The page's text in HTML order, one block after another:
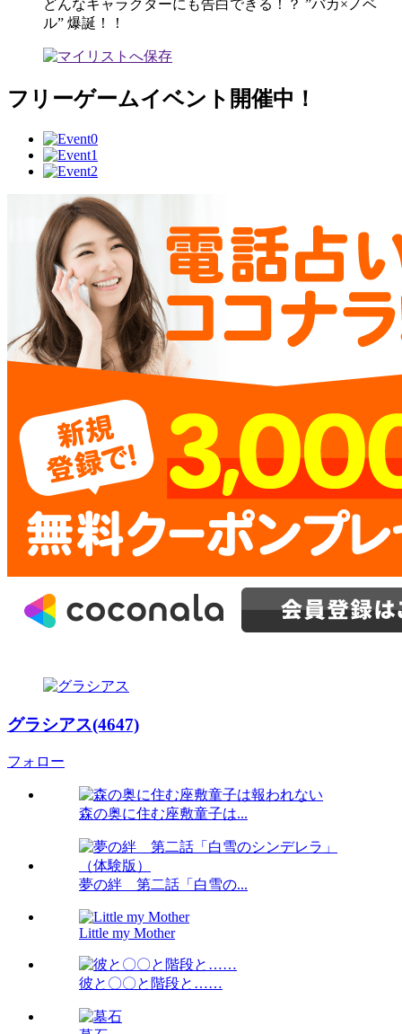
どんなキャラクターにも告白できる！？ ”バカ×ノベ
ル” 爆誕！！
フリーゲームイベント開催中！
グラシアス(4647)
フォロー
森の奥に住む座敷童子は...
夢の絆 第二話「白雪の...
Little my Mother
彼と〇〇と階段と……